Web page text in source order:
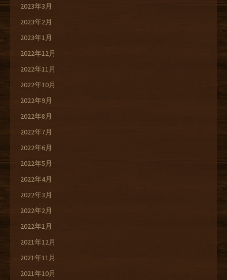
2023年3月
2023年2月
2023年1月
2022年12月
2022年11月
2022年10月
2022年9月
2022年8月
2022年7月
2022年6月
2022年5月
2022年4月
2022年3月
2022年2月
2022年1月
2021年12月
2021年11月
2021年10月